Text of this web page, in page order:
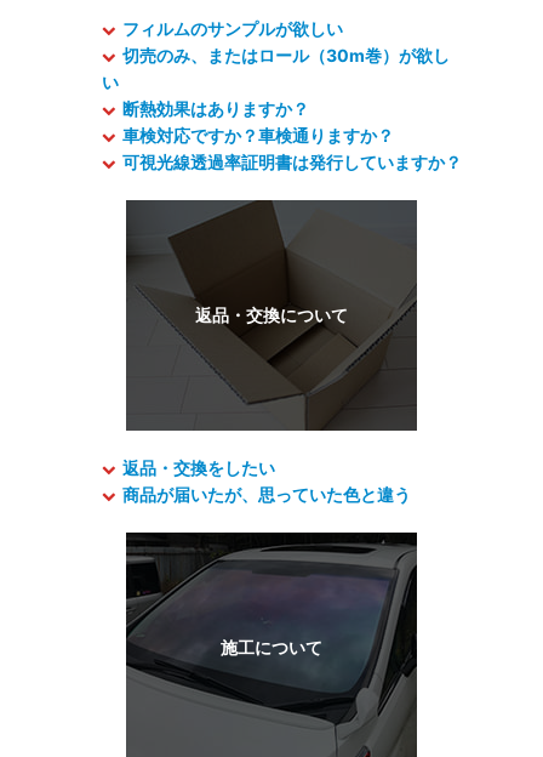
フィルムのサンプルが欲しい
切売のみ、またはロール（30m巻）が欲し
い
断熱効果はありますか？
車検対応ですか？車検通りますか？
可視光線透過率証明書は発行していますか？
返品・交換をしたい
商品が届いたが、思っていた色と違う